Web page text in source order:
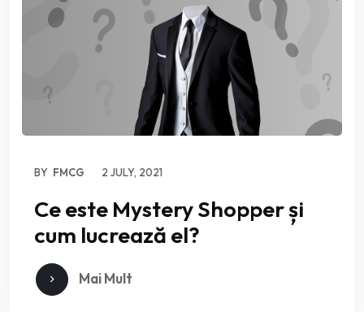
BY FMCG 2 JULY, 2021
Ce este Mystery Shopper și
cum lucrează el?
Mai Mult